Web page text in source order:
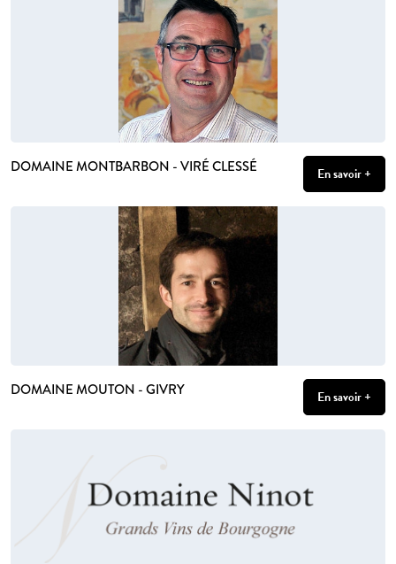
DOMAINE MONTBARBON - VIRÉ CLESSÉ En savoir +
DOMAINE MOUTON - GIVRY En savoir +